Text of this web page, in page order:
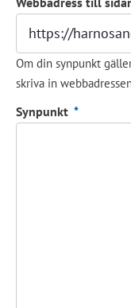
Om din synpunkt
skriva in
Synpunkt *